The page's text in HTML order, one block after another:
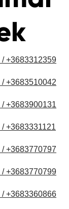
+3683312359
+3683510042
+3683900131
+3683331121
+3683770797
+3683770799
+3683360866